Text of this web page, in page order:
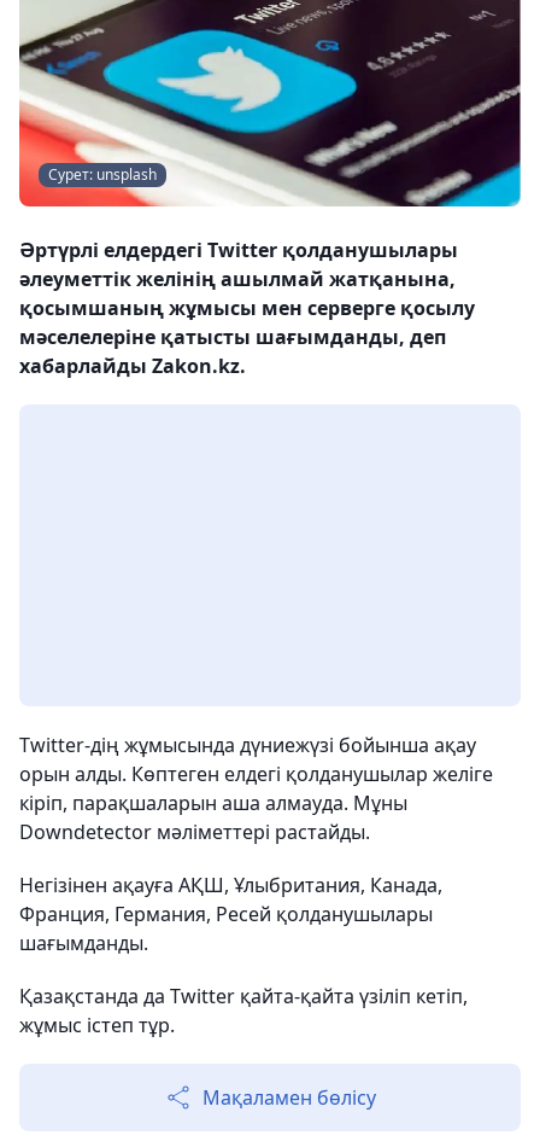
Сурет: unsplash
Әртүрлі елдердегі Twitter қолданушылары
әлеуметтік желінің ашылмай жатқанына,
қосымшаның жұмысы мен серверге қосылу
мәселелеріне қатысты шағымданды, деп
хабарлайды Zakon.kz.
Twitter-дің жұмысында дүниежүзі бойынша ақау
орын алды. Көптеген елдегі қолданушылар желіге
кіріп, парақшаларын аша алмауда. Мұны
Downdetector мәліметтері растайды.
Негізінен ақауға АҚШ, Ұлыбритания, Канада,
Франция, Германия, Ресей қолданушылары
шағымданды.
Қазақстанда да Twitter қайта-қайта үзіліп кетіп,
жұмыс істеп тұр.
Мақаламен бөлісу